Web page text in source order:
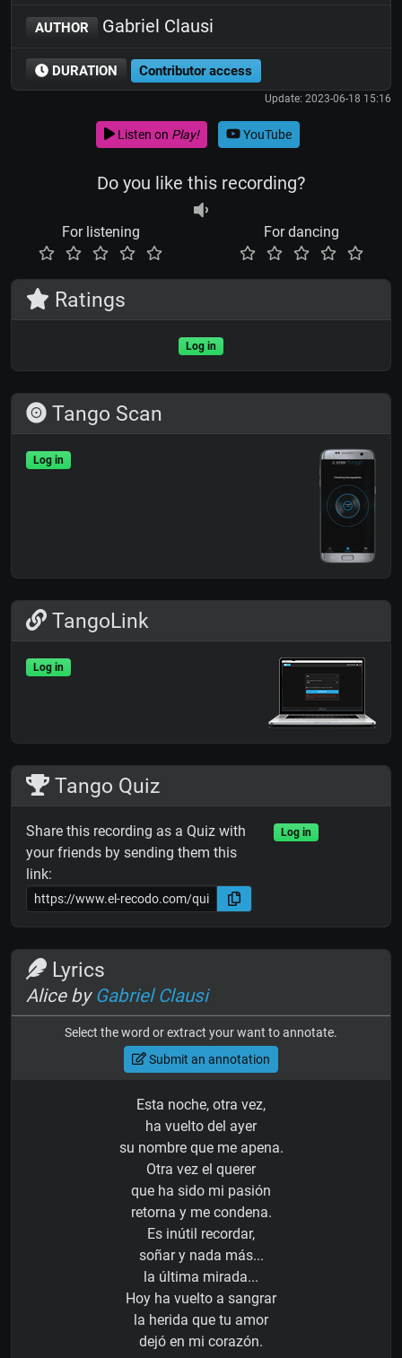
AUTHOR Gabriel Clausi
DURATION Contributor access
Update: 2023-06-18 15:16
Listen on Play! YouTube
Do you like this recording?
For listening For dancing
Ratings
Log in
Tango Scan
Log in
TangoLink
Log in
Tango Quiz
Share this recording as a Quiz with
your friends by sending them this
link:
Log in
Lyrics
Alice by Gabriel Clausi
Select the word or extract your want to annotate.
Submit an annotation
Esta noche, otra vez,
ha vuelto del ayer
su nombre que me apena.
Otra vez el querer
que ha sido mi pasión
retorna y me condena.
Es inútil recordar,
soñar y nada más...
la última mirada...
Hoy ha vuelto a sangrar
la herida que tu amor
dejó en mi corazón.